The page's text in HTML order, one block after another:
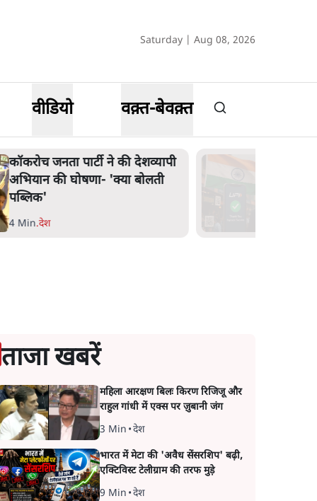
Saturday | Aug 08, 2026
वीडियो वक़्त-बेवक़्त
कॉकरोच जनता पार्टी ने की देशव्यापी
अभियान की घोषणा- 'क्या बोलती
पब्लिक'
4 Min.देश
ताजा खबरें
महिला आरक्षण बिलः किरण रिजिजू और
राहुल गांधी में एक्स पर ज़ुबानी जंग
3 Min •देश
भारत में मेटा की 'अवैध सेंसरशिप' बढ़ी,
एक्टिविस्ट टेलीग्राम की तरफ मुड़े
9 Min •देश